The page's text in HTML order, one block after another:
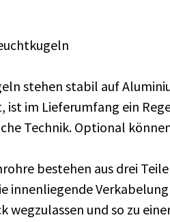
ste­hen sta­bil auf
ist im Lie­fer­um­fang ein
Tech­nik. Op­tio­nal
be­ste­hen aus drei
in­nen­lie­gen­de
weg­zu­las­sen und so zu